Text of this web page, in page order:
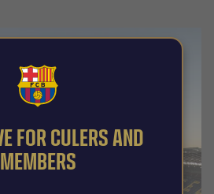
FCB Barcelona badge
FOR CULERS AND
MEMBERS